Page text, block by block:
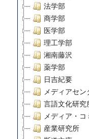
法学部
商学部
医学部
理工学部
湘南藤沢
薬学部
日吉紀要
メディアセン
言語文化研究
メディア・コ
産業研究所